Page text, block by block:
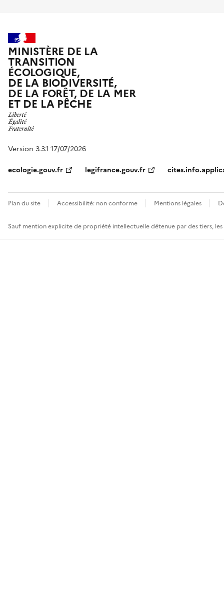
MINISTÈRE DE LA
TRANSITION
ÉCOLOGIQUE,
DE LA BIODIVERSITÉ,
DE LA FORÊT, DE LA MER
ET DE LA PÊCHE
Version 3.3.1 17/07/2026
ecologie.gouv.fr
legifrance.gouv.fr
Plan du site Accessibilité: non conforme Mentions légales
Sauf mention explicite de propriété intellectuelle détenue par des tiers,